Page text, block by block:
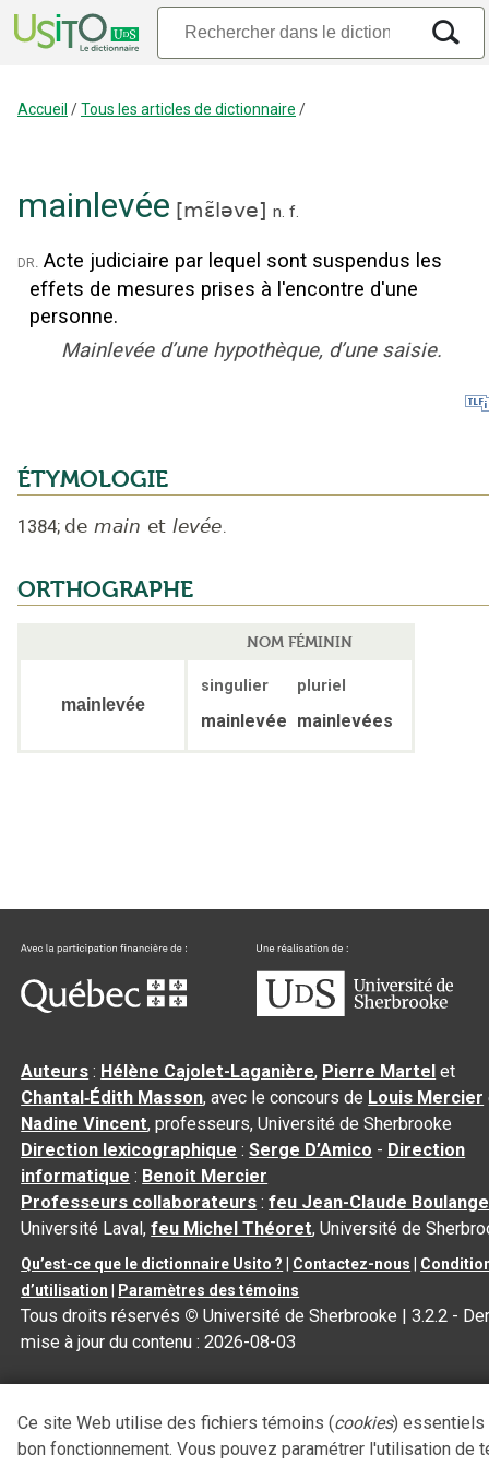
Accueil /Tous les articles de dictionnaire /
mainlevée [mɛ̃ləve] n. f.
dr. Acte judiciaire par lequel sont suspendus les
effets de mesures prises à l'encontre d'une
personne.
Mainlevée d’une hypothèque, d’une saisie.
ÉTYMOLOGIE
1384; de main et levée.
ORTHOGRAPHE
NOM FÉMININ
mainlevée
singulier pluriel
mainlevée mainlevées
Auteurs : Hélène Cajolet-Laganière, Pierre Martel et
Chantal‑Édith Masson, avec le concours de Louis Mercier
Nadine Vincent, professeurs, Université de Sherbrooke
Direction lexicographique :Serge D’Amico - Direction
informatique : Benoit Mercier
Professeurs collaborateurs :feu Jean-Claude
Université Laval,feu Michel Théoret, Université de
Qu’est-ce que le dictionnaire Usito ? | Contactez-nous |
d’utilisation | Paramètres des témoins
Tous droits réservés © Université de Sherbrooke |3.2.2 -
mise à jour du contenu :2026-08-03
Ce site Web utilise des fichiers témoins (cookies) essentiels
bon fonctionnement. Vous pouvez paramétrer l'utilisation de